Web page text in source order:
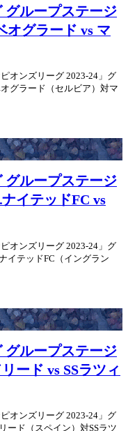
グループステージ
オグラード vs マ
オンズリーグ 2023-24」グ
グラード（セルビア）対マ
グループステージ
イテッドFC vs
オンズリーグ 2023-24」グ
イテッドFC（イングラン
グループステージ
ード vs SSラツィ
オンズリーグ 2023-24」グ
ード（スペイン）対SSラツ